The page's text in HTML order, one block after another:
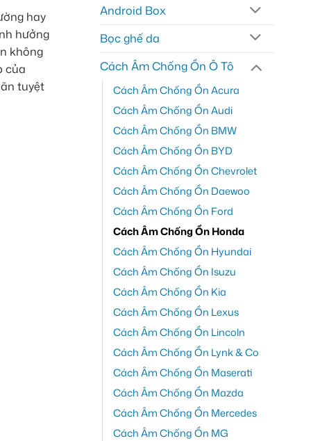
hay
hưởng
không
của
tuyệt
Android Box
Bọc ghế da
Cách Âm Chống Ồn Ô Tô
Cách Âm Chống Ồn Acura
Cách Âm Chống Ồn Audi
Cách Âm Chống Ồn BMW
Cách Âm Chống Ồn BYD
Cách Âm Chống Ồn Chevrolet
Cách Âm Chống Ồn Daewoo
Cách Âm Chống Ồn Ford
Cách Âm Chống Ồn Honda
Cách Âm Chống Ồn Hyundai
Cách Âm Chống Ồn Isuzu
Cách Âm Chống Ồn Kia
Cách Âm Chống Ồn Lexus
Cách Âm Chống Ồn Lincoln
Cách Âm Chống Ồn Lynk & Co
Cách Âm Chống Ồn Maserati
Cách Âm Chống Ồn Mazda
Cách Âm Chống Ồn Mercedes
Cách Âm Chống Ồn MG